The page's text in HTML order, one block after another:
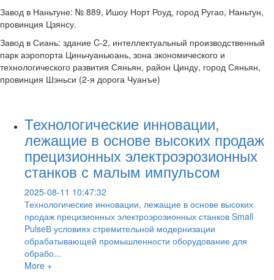
Завод в Наньтуне: № 889, Ишоу Норт Роуд, город Ругао, Наньтун,
провинция Цзянсу.
Завод в Сиань: здание C-2, интеллектуальный производственный
парк аэропорта Циньчуаньюань, зона экономического и
технологического развития Сяньян, район Цинду, город Сяньян,
провинция Шэньси (2-я дорога Чуанъе)
Технологические инновации,
лежащие в основе высоких продаж
прецизионных электроэрозионных
станков с малым импульсом
2025-08-11 10:47:32
Технологические инновации, лежащие в основе высоких
продаж прецизионных электроэрозионных станков Small
PulseВ условиях стремительной модернизации
обрабатывающей промышленности оборудование для
обрабо...
More +